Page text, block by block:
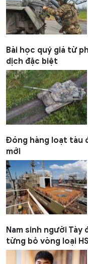
Bài học quý giá từ
dịch đặc biệt
Đóng hàng loạt tàu
mới
Nam sinh người Tày
từng bỏ vòng loại